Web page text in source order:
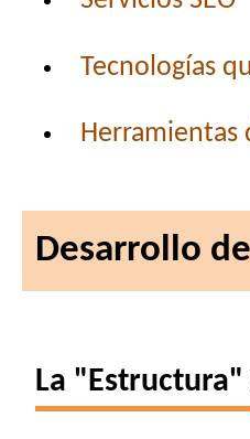
Tecnologías
Herramientas
Desarrollo
La "Estructura"